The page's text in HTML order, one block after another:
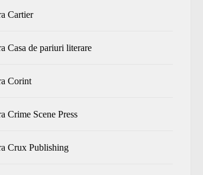
Cartier
Casa de pariuri literare
Corint
Crime Scene Press
Crux Publishing